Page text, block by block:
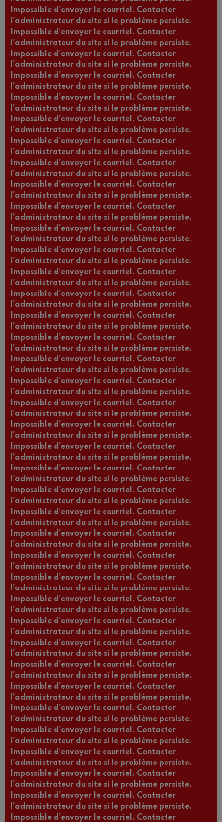
Impossible d'envoyer le courriel. Contacter
l'administrateur du site si le problème persiste.
Impossible d'envoyer le courriel. Contacter
l'administrateur du site si le problème persiste.
Impossible d'envoyer le courriel. Contacter
l'administrateur du site si le problème persiste.
Impossible d'envoyer le courriel. Contacter
l'administrateur du site si le problème persiste.
Impossible d'envoyer le courriel. Contacter
l'administrateur du site si le problème persiste.
Impossible d'envoyer le courriel. Contacter
l'administrateur du site si le problème persiste.
Impossible d'envoyer le courriel. Contacter
l'administrateur du site si le problème persiste.
Impossible d'envoyer le courriel. Contacter
l'administrateur du site si le problème persiste.
Impossible d'envoyer le courriel. Contacter
l'administrateur du site si le problème persiste.
Impossible d'envoyer le courriel. Contacter
l'administrateur du site si le problème persiste.
Impossible d'envoyer le courriel. Contacter
l'administrateur du site si le problème persiste.
Impossible d'envoyer le courriel. Contacter
l'administrateur du site si le problème persiste.
Impossible d'envoyer le courriel. Contacter
l'administrateur du site si le problème persiste.
Impossible d'envoyer le courriel. Contacter
l'administrateur du site si le problème persiste.
Impossible d'envoyer le courriel. Contacter
l'administrateur du site si le problème persiste.
Impossible d'envoyer le courriel. Contacter
l'administrateur du site si le problème persiste.
Impossible d'envoyer le courriel. Contacter
l'administrateur du site si le problème persiste.
Impossible d'envoyer le courriel. Contacter
l'administrateur du site si le problème persiste.
Impossible d'envoyer le courriel. Contacter
l'administrateur du site si le problème persiste.
Impossible d'envoyer le courriel. Contacter
l'administrateur du site si le problème persiste.
Impossible d'envoyer le courriel. Contacter
l'administrateur du site si le problème persiste.
Impossible d'envoyer le courriel. Contacter
l'administrateur du site si le problème persiste.
Impossible d'envoyer le courriel. Contacter
l'administrateur du site si le problème persiste.
Impossible d'envoyer le courriel. Contacter
l'administrateur du site si le problème persiste.
Impossible d'envoyer le courriel. Contacter
l'administrateur du site si le problème persiste.
Impossible d'envoyer le courriel. Contacter
l'administrateur du site si le problème persiste.
Impossible d'envoyer le courriel. Contacter
l'administrateur du site si le problème persiste.
Impossible d'envoyer le courriel. Contacter
l'administrateur du site si le problème persiste.
Impossible d'envoyer le courriel. Contacter
l'administrateur du site si le problème persiste.
Impossible d'envoyer le courriel. Contacter
l'administrateur du site si le problème persiste.
Impossible d'envoyer le courriel. Contacter
l'administrateur du site si le problème persiste.
Impossible d'envoyer le courriel. Contacter
l'administrateur du site si le problème persiste.
Impossible d'envoyer le courriel. Contacter
l'administrateur du site si le problème persiste.
Impossible d'envoyer le courriel. Contacter
l'administrateur du site si le problème persiste.
Impossible d'envoyer le courriel. Contacter
l'administrateur du site si le problème persiste.
Impossible d'envoyer le courriel. Contacter
l'administrateur du site si le problème persiste.
Impossible d'envoyer le courriel. Contacter
l'administrateur du site si le problème persiste.
Impossible d'envoyer le courriel. Contacter